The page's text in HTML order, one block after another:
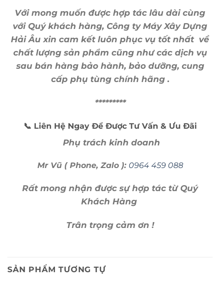
Với mong muốn được hợp tác lâu dài cùng
với Quý khách hàng, Công ty Máy Xây Dựng
Hải Âu xin cam kết luôn phục vụ tốt nhất về
chất lượng sản phẩm cũng như các dịch vụ
sau bán hàng bảo hành, bảo dưỡng, cung
cấp phụ tùng chính hãng .
*********
📞 Liên Hệ Ngay Để Được Tư Vấn & Ưu Đãi
Phụ trách kinh doanh
Mr Vũ ( Phone, Zalo ): 0964 459 088
Rất mong nhận được sự hợp tác từ Quý
Khách Hàng
Trân trọng cảm ơn !
SẢN PHẨM TƯƠNG TỰ